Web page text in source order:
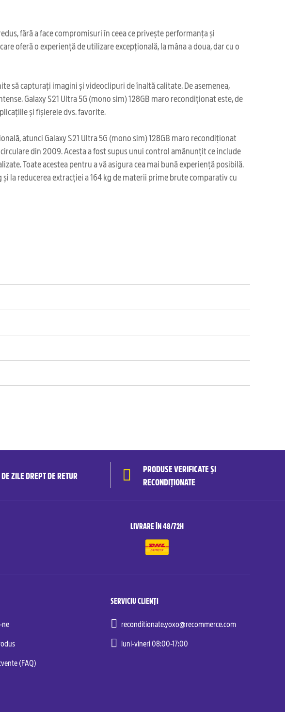
fără a face compromisuri în ceea ce privește performanța și
oferă o experiență de utilizare excepțională, la mâna a doua, dar cu o
să capturați imagini și videoclipuri de înaltă calitate. De asemenea,
Galaxy S21 Ultra 5G (mono sim) 128GB maro recondiționat este, de
și fișierele dvs. favorite.
atunci Galaxy S21 Ultra 5G (mono sim) 128GB maro recondiționat
din 2009. Acesta a fost supus unui control amănunțit ce include
Toate acestea pentru a vă asigura cea mai bună experiență posibilă.
la reducerea extracției a 164 kg de materii prime brute comparativ cu
ZILE DREPT DE RETUR
PRODUSE VERIFICATE ȘI
RECONDIȚIONATE
LIVRARE ÎN 48/72H
ne
(FAQ)
SERVICIU CLIENȚI
reconditionate.yoxo@recommerce.com
luni-vineri 08:00-17:00